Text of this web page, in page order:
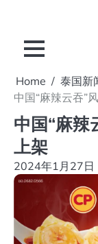
content
Home
泰国新
中国“麻辣云吞”
中国“麻辣
上架
2024年1月27日